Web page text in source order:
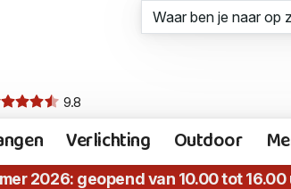
9.8
Verlichting Outdoor
2026: geopend van 10.00 tot 16.00